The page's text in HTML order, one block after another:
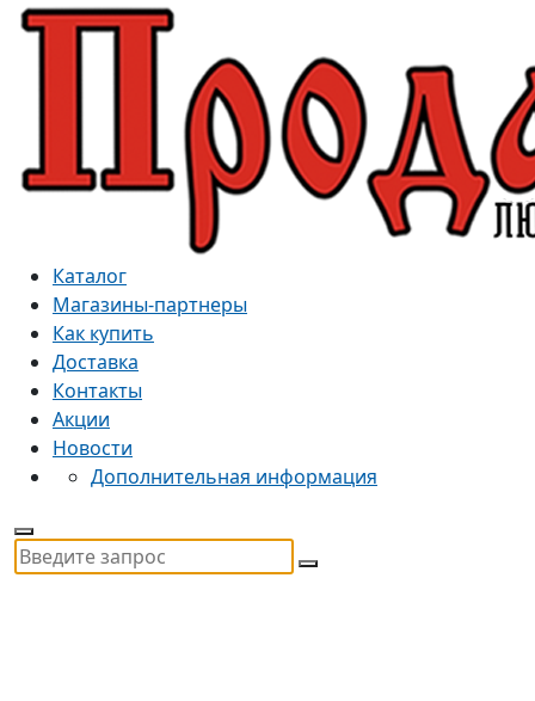
Каталог
Магазины-партнеры
Как купить
Доставка
Контакты
Акции
Новости
Дополнительная информация